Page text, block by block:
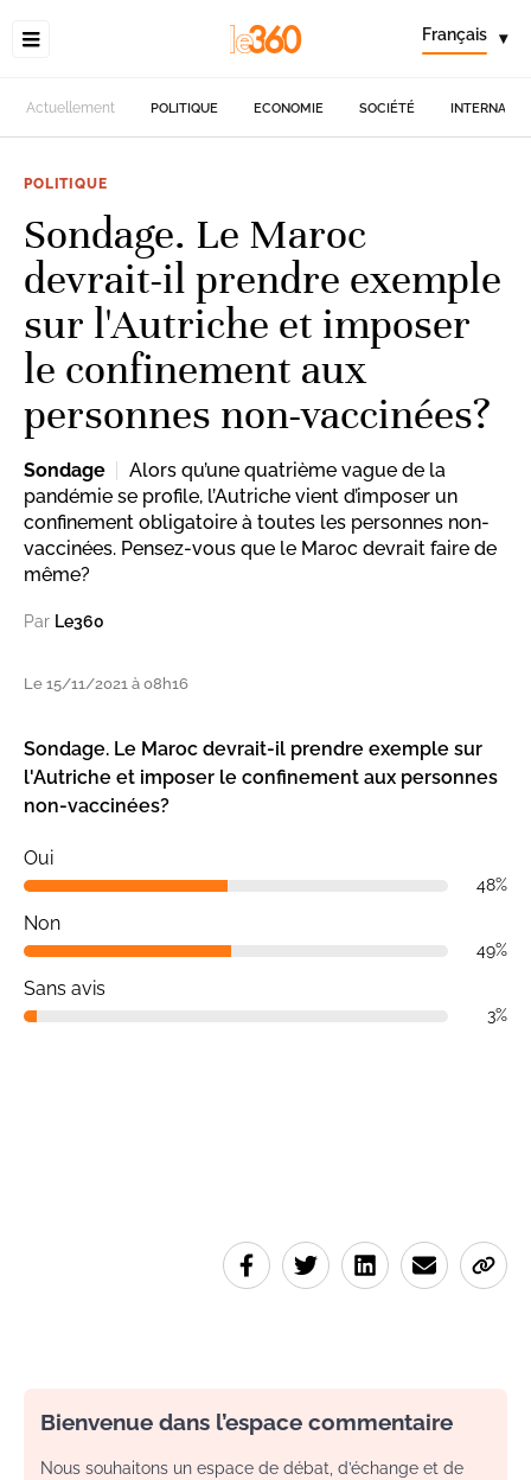
Français ▾
Actuellement POLITIQUE ECONOMIE SOCIÉTÉ
POLITIQUE
Sondage. Le Maroc
devrait-il prendre exemple
sur l'Autriche et imposer
le confinement aux
personnes non-vaccinées?
Sondage
Alors qu’une quatrième vague de la
pandémie se profile, l’Autriche vient d’imposer un
confinement obligatoire à toutes les personnes non-
vaccinées. Pensez-vous que le Maroc devrait faire de
même?
Par Le360
Le 15/11/2021 à 08h16
Sondage. Le Maroc devrait-il prendre exemple sur
l'Autriche et imposer le confinement aux personnes
non-vaccinées?
Oui
48%
Non
49%
Sans avis
3%
Bienvenue dans l’espace commentaire
Nous souhaitons un espace de débat, d’échange et de